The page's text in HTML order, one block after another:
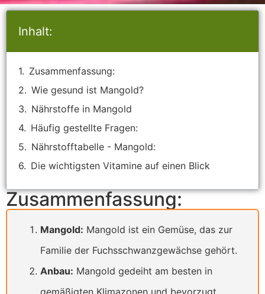
Inhalt:
Zusammenfassung:
Wie gesund ist Mangold?
Nährstoffe in Mangold
Häufig gestellte Fragen:
Nährstofftabelle - Mangold:
Die wichtigsten Vitamine auf einen Blick
Zusammenfassung:
Mangold: Mangold ist ein Gemüse, das zur
Familie der Fuchsschwanzgewächse gehört.
Anbau: Mangold gedeiht am besten in
gemäßigten Klimazonen und bevorzugt